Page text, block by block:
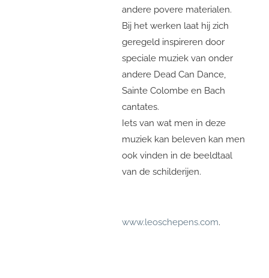
andere povere materialen.
Bij het werken laat hij zich
geregeld inspireren door
speciale muziek van onder
andere Dead Can Dance,
Sainte Colombe en Bach
cantates.
Iets van wat men in deze
muziek kan beleven kan men
ook vinden in de beeldtaal
van de schilderijen.
www.leoschepens.com.